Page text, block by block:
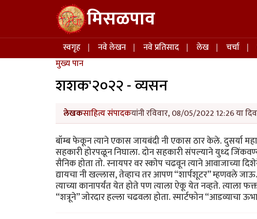
Skip to main content मिसळपाव
Main navigation
स्वगृह नवे लेखन नवे प्रतिसाद लेख चर्चा
मुख्य पान
शशक'२०२२ - व्यसन
लेखकसाहित्य संपादकयांनी रविवार, 08/05/2022 12:26 या
बॉम्ब फेकून त्याने एकास जायबंदी नी एकास ठार केले. दुसर्या
सहकारी होरपळून निघाला. दोन सहकारी संपल्याने युध्द
सैनिक होता तो. स्नायपर वर स्कोप चढवून त्याने आवाजाच्या
द्यायचा नी खल्लास, तेव्हाच तर आपण “शार्पशूटर” म्हणवले
त्याच्या कानापर्यंत येत होते पण त्याला ऐकू येत नव्हते. त्याला
“शत्रूने” जोरदार हल्ला चढवला होता. स्मार्टफोन “आडव्याचा